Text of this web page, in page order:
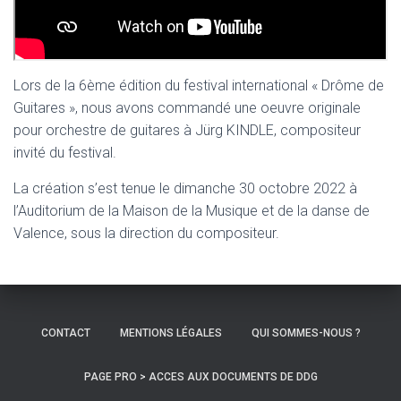
Lors de la 6ème édition du festival international « Drôme de
Guitares », nous avons commandé une oeuvre originale
pour orchestre de guitares à Jürg KINDLE, compositeur
invité du festival.
La création s’est tenue le dimanche 30 octobre 2022 à
l’Auditorium de la Maison de la Musique et de la danse de
Valence, sous la direction du compositeur.
CONTACT MENTIONS LÉGALES QUI SOMMES-NOUS ?
PAGE PRO > ACCES AUX DOCUMENTS DE DDG